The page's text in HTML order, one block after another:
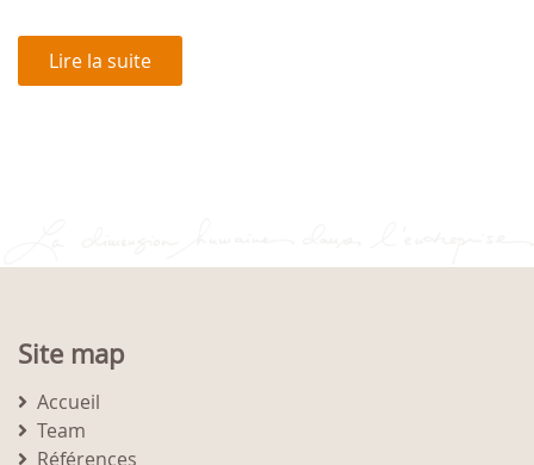
Lire la suite
Site map
Accueil
Team
Références